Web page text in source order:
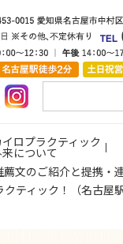
ロプラクティック
について
薦文のご紹介と提携・
ティック！（名古屋駅